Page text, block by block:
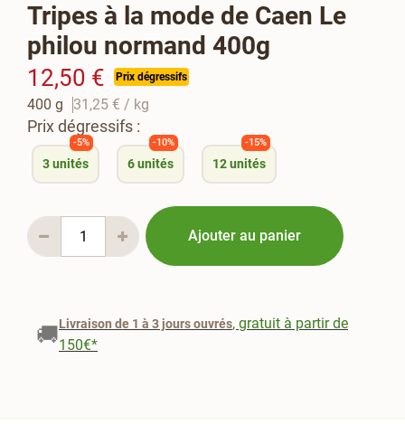
Tripes à la mode de Caen Le
philou normand 400g
12,50 € Prix dégressifs
400 g 31,25 € / kg
Prix dégressifs :
3unités
-5%
6unités
-10%
12 unités
-15%
Ajouter au panier
🚚Livraison de 1 à 3 jours ouvrés, gratuit à partir de
150€*